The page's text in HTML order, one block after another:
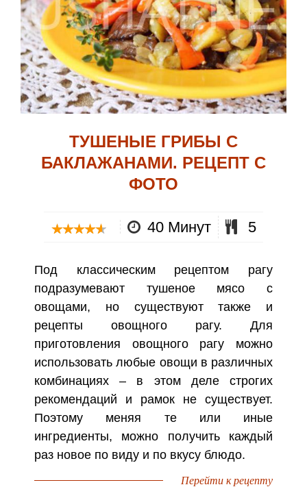
ТУШЕНЫЕ ГРИБЫ С
БАКЛАЖАНАМИ. РЕЦЕПТ С
ФОТО
40 Минут 5
Под классическим рецептом рагу
подразумевают тушеное мясо с
овощами, но существуют также и
рецепты овощного рагу. Для
приготовления овощного рагу можно
использовать любые овощи в различных
комбинациях – в этом деле строгих
рекомендаций и рамок не существует.
Поэтому меняя те или иные
ингредиенты, можно получить каждый
раз новое по виду и по вкусу блюдо.
Перейти к рецепту